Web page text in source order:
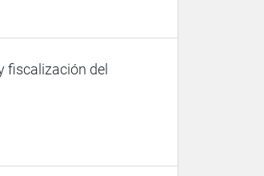
fiscalización del